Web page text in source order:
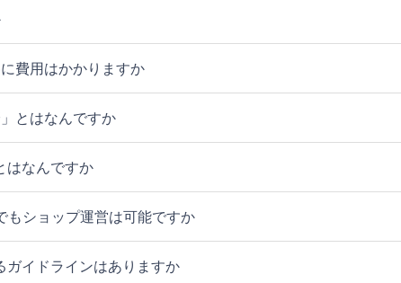
費用はかかりますか
とはなんですか
はなんですか
もショップ運営は可能ですか
ガイドラインはありますか